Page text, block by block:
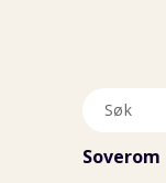
Soverom